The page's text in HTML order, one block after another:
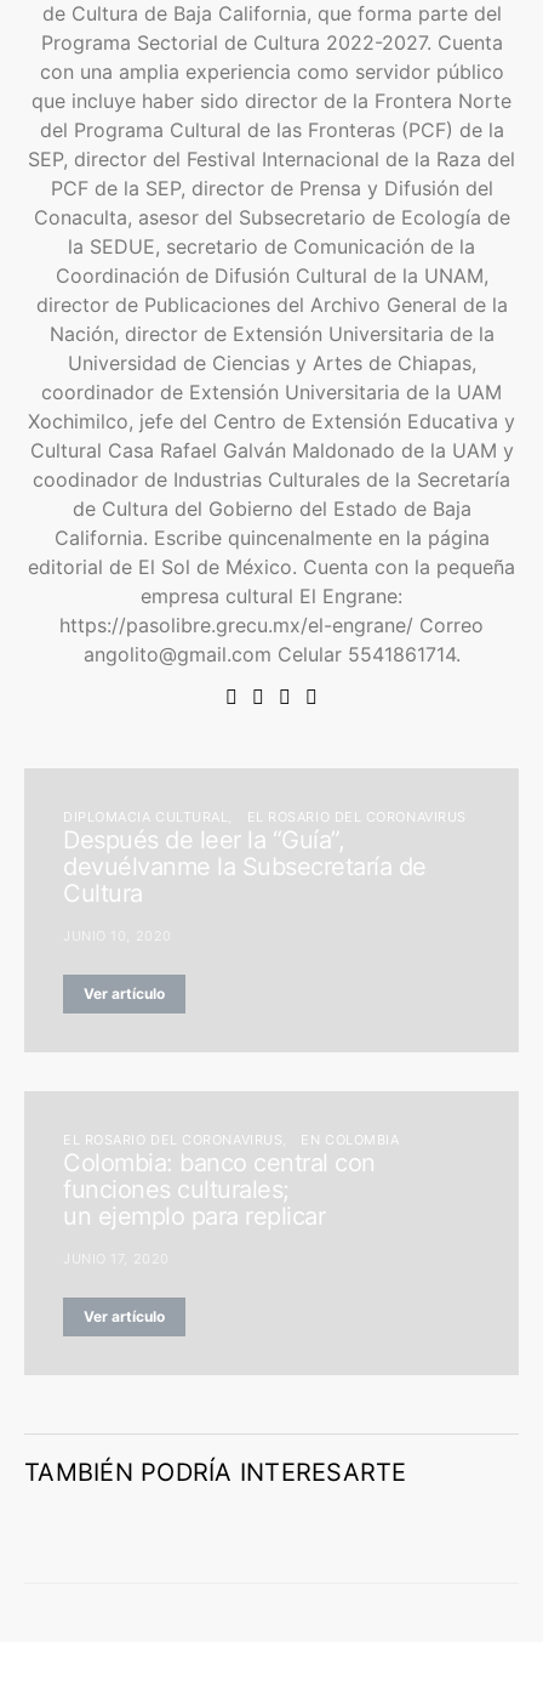
de Cultura de Baja California, que forma parte del
Programa Sectorial de Cultura 2022-2027. Cuenta
con una amplia experiencia como servidor público
que incluye haber sido director de la Frontera Norte
del Programa Cultural de las Fronteras (PCF) de la
SEP, director del Festival Internacional de la Raza del
PCF de la SEP, director de Prensa y Difusión del
Conaculta, asesor del Subsecretario de Ecología de
la SEDUE, secretario de Comunicación de la
Coordinación de Difusión Cultural de la UNAM,
director de Publicaciones del Archivo General de la
Nación, director de Extensión Universitaria de la
Universidad de Ciencias y Artes de Chiapas,
coordinador de Extensión Universitaria de la UAM
Xochimilco, jefe del Centro de Extensión Educativa y
Cultural Casa Rafael Galván Maldonado de la UAM y
coodinador de Industrias Culturales de la Secretaría
de Cultura del Gobierno del Estado de Baja
California. Escribe quincenalmente en la página
editorial de El Sol de México. Cuenta con la pequeña
empresa cultural El Engrane:
https://pasolibre.grecu.mx/el-engrane/ Correo
angolito@gmail.com Celular 5541861714.
DIPLOMACIA CULTURAL EL ROSARIO DEL CORONAVIRUS
Después de leer la “Guía”,
devuélvanme la Subsecretaría de
Cultura
JUNIO 10, 2020
Ver artículo
EL ROSARIO DEL CORONAVIRUS EN COLOMBIA
Colombia: banco central con
funciones culturales;
un ejemplo para replicar
JUNIO 17, 2020
Ver artículo
TAMBIÉN PODRÍA INTERESARTE